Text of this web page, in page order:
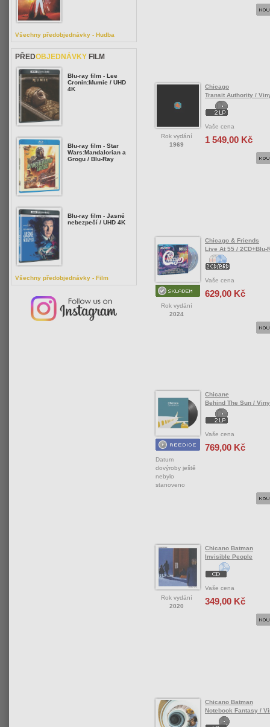
Rok vydání
1969
Chicago
Transit Authority /
Vaše cena
1 549,00 Kč
Rok vydání
2024
Chicago & Friends
Live At 55 / 2CD+Blu-
Vaše cena
629,00 Kč
Datum
dovýroby ještě
nebylo
stanoveno
Chicane
Behind The Sun /
Vaše cena
769,00 Kč
Rok vydání
2020
Chicano Batman
Invisible People
Vaše cena
349,00 Kč
Chicano Batman
Notebook Fantasy /
Všechny předobjednávky - Hudba
PŘEDOBJEDNÁVKY FILM
Blu-ray film - Lee
Cronin:Mumie / UHD
4K
Blu-ray film - Star
Wars:Mandalorian a
Grogu / Blu-Ray
Blu-ray film - Jasné
nebezpečí / UHD 4K
Všechny předobjednávky - Film